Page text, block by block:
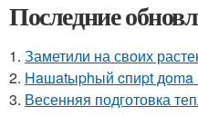
Последние
1. Заметили на своих
2. Haшatыphый cпиpt дoma
3. Весенняя подготовка